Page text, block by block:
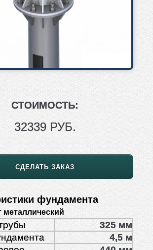
СТОИМОСТЬ:
32339 РУБ.
СДЕЛАТЬ ЗАКАЗ
фундамента
325 мм
4,5 м